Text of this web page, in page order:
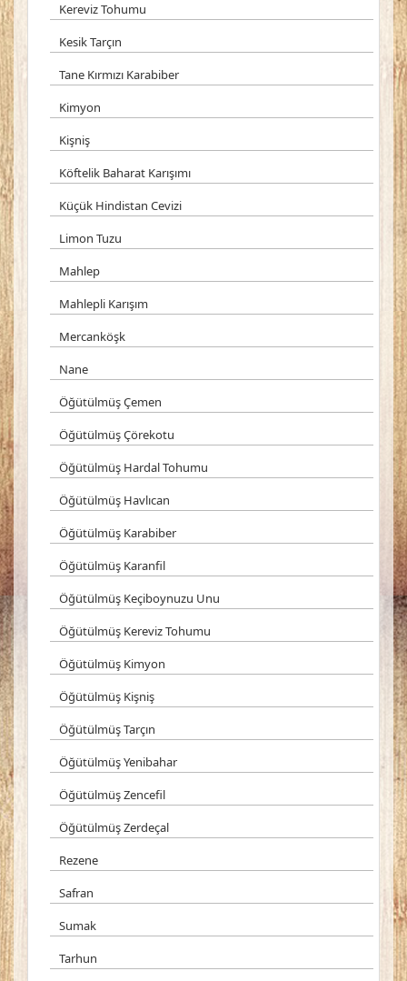
Kereviz Tohumu
Kesik Tarçın
Tane Kırmızı Karabiber
Kimyon
Kişniş
Köftelik Baharat Karışımı
Küçük Hindistan Cevizi
Limon Tuzu
Mahlep
Mahlepli Karışım
Mercanköşk
Nane
Öğütülmüş Çemen
Öğütülmüş Çörekotu
Öğütülmüş Hardal Tohumu
Öğütülmüş Havlıcan
Öğütülmüş Karabiber
Öğütülmüş Karanfil
Öğütülmüş Keçiboynuzu Unu
Öğütülmüş Kereviz Tohumu
Öğütülmüş Kimyon
Öğütülmüş Kişniş
Öğütülmüş Tarçın
Öğütülmüş Yenibahar
Öğütülmüş Zencefil
Öğütülmüş Zerdeçal
Rezene
Safran
Sumak
Tarhun